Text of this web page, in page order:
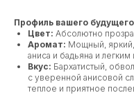
Профиль вашего
Цвет: Абсолютно
Аромат: Мощный,
аниса и бадьяна и
Вкус: Бархатистый,
с уверенной анисовой
теплое и приятное